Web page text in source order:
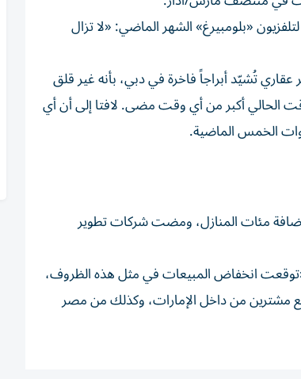
«بلومبيرغ» الشهر الماضي: «لا تزال
تُشيّد أبراجاً فاخرة في دبي، بأنه غير قلق
الحالي أكبر من أي وقت مضى. لافتا إلى أن أي
الخمس الماضية.
مئات المنازل، ومضت شركات تطوير
«توقعت انخفاض المبيعات في مثل هذه الظروف،
مع مشترين من داخل الإمارات، وكذلك من مصر